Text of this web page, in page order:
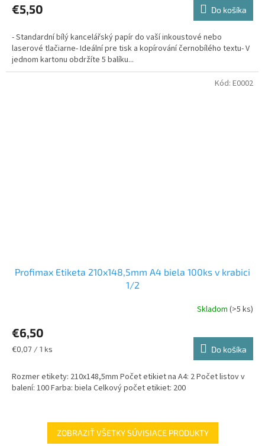
€5,50 Do košíka
- Standardní bílý kancelářský papír do vaší inkoustové nebo
laserové tlačiarne- Ideální pre tisk a kopírování černobílého textu- V
jednom kartonu obdržíte 5 balíku...
Profimax Etiketa 210x148,5mm A4 biela 100ks v krabici
1/2
Skladom (>5 ks)
€6,50
Jednotková
€0,07 / 1 ks Do košíka
Rozmer etikety: 210x148,5mm Počet etikiet na A4: 2 Počet listov v
balení: 100 Farba: biela Celkový počet etikiet: 200
Kód: E0002
ZOBRAZIŤ VŠETKY SÚVISIACE PRODUKTY